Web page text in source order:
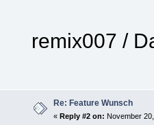
remix007 /
Re: Feature Wunsch
« Reply #2 on: November